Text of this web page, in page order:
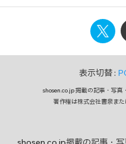
表示切替 :
shosen.co.jp 掲載の記事・写真
著作権は株式会社書泉また